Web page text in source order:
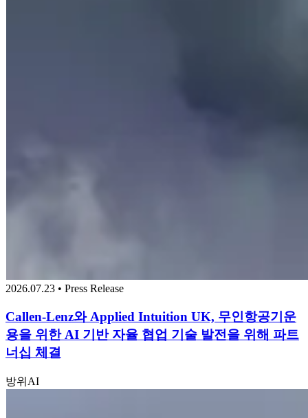
2026.07.23 • Press Release
Callen-Lenz와 Applied Intuition UK, 무인항공기운
용을 위한 AI 기반 자율 협업 기술 발전을 위해 파트
너십 체결
방위 AI